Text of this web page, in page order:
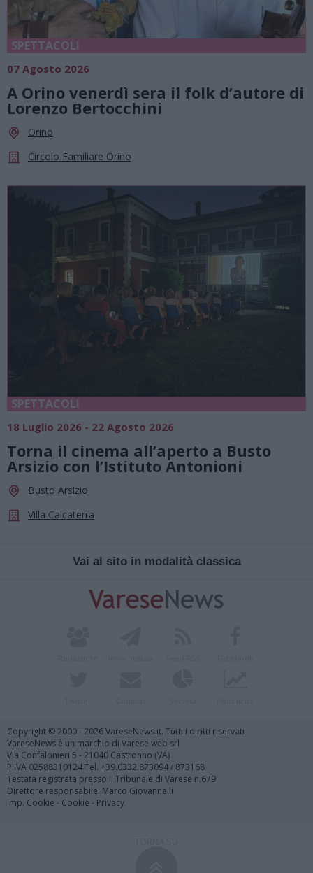
SPETTACOLI
07 Agosto 2026
A Orino venerdì sera il folk d’autore di
Lorenzo Bertocchini
Orino
Circolo Familiare Orino
SPETTACOLI
18 Luglio 2026 - 22 Agosto 2026
Torna il cinema all’aperto a Busto
Arsizio con l’Istituto Antonioni
Busto Arsizio
Villa Calcaterra
Vai al sito in modalità classica
Copyright © 2000 - 2026 VareseNews.it. Tutti i diritti riservati
VareseNews è un marchio di Varese web srl
Via Confalonieri 5 - 21040 Castronno (VA)
P.IVA 02588310124 Tel. +39.0332.873094 / 873168
Testata registrata presso il Tribunale di Varese n.679
Direttore responsabile: Marco Giovannelli
Imp. Cookie - Cookie - Privacy